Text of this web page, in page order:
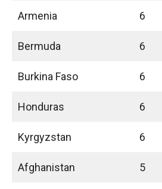
Armenia 6
Bermuda 6
Burkina Faso 6
Honduras 6
Kyrgyzstan 6
Afghanistan 5